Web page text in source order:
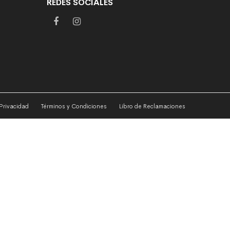
REDES SOCIALES
Términos y Condiciones Libro de Reclamaciones